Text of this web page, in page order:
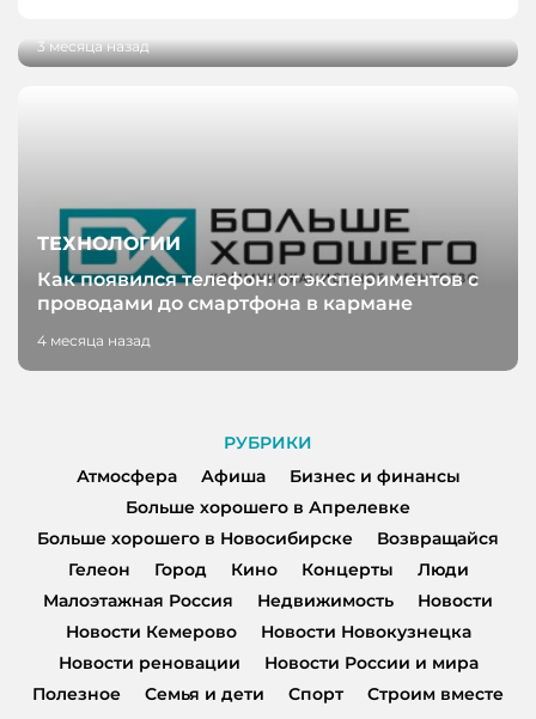
3 месяца назад
ТЕХНОЛОГИИ
Как появился телефон: от экспериментов с
проводами до смартфона в кармане
4 месяца назад
РУБРИКИ
Атмосфера
Афиша
Бизнес и финансы
Больше хорошего в Апрелевке
Больше хорошего в Новосибирске
Возвращайся
Гелеон
Город Кино Концерты
Люди
Малоэтажная Россия
Недвижимость
Новости
Новости Кемерово
Новости Новокузнецка
Новости реновации
Новости России и мира
Полезное
Семья и дети Спорт
Строим вместе